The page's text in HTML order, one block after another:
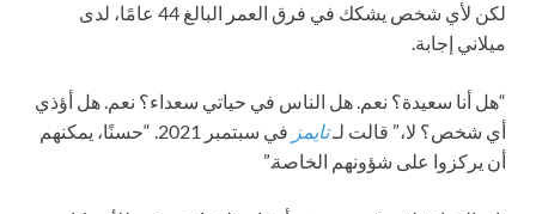
لكن لأي شخص يشكك في فرق العمر البالغ 44 عامًا، لدى
ميلاني إجابة.
“هل أنا سعيدة؟ نعم. هل الناس في حياتي سعداء؟ نعم. هل أؤذي
أي شخص؟ لا،” قالت لـتايمز
في سبتمبر 2021. “حسنًا، يمكنهم
أن يركزوا على شؤونهم الخاصة.”